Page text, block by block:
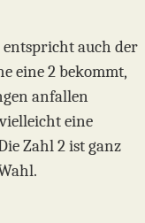
entspricht auch der
eine 2 bekommt,
anfallen
eine
Zahl 2 ist ganz